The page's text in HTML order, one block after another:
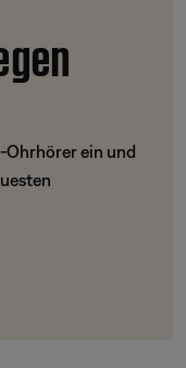
Ohrhörer ein und